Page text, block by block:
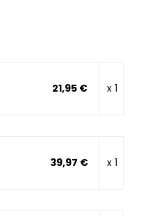
21,95 € x 1
39,97 € x 1